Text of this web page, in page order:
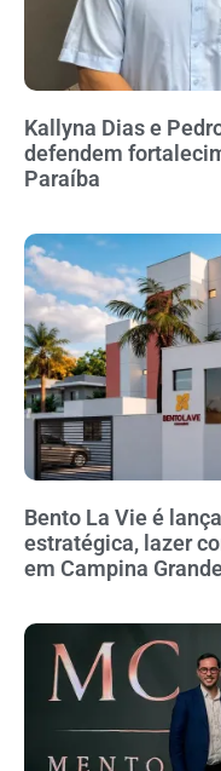
Kallyna Dias e
defendem
Paraíba
Bento La Vie é
estratégica, lazer
em Campina